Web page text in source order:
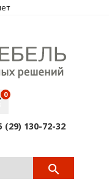
0
(29) 130-72-32